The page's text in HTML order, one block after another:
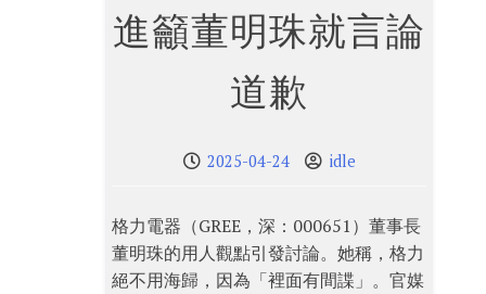
進籲董明珠就言論
道歉
2025-04-24 idle
格力電器（GREE，深：000651）董事長
董明珠的用人觀點引發討論。她稱，格力
絕不用海歸，因為「裡面有間諜」。官媒